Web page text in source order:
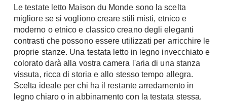
Letti a Castello
Per Neonati
Lettini
Materassi
Lattice
Memory Foam
Persiane
Scale
A Chiocciola
Scale Interni
Ringhiere
Le testate letto Maison du Monde sono la scelta
migliore se si vogliono creare stili misti, etnico e
moderno o etnico e classico creano degli eleganti
contrasti che possono essere utilizzati per arricchire le
proprie stanze. Una testata letto in legno invecchiato e
colorato darà alla vostra camera l'aria di una stanza
vissuta, ricca di storia e allo stesso tempo allegra.
Scelta ideale per chi ha il restante arredamento in
legno chiaro o in abbinamento con la testata stessa.